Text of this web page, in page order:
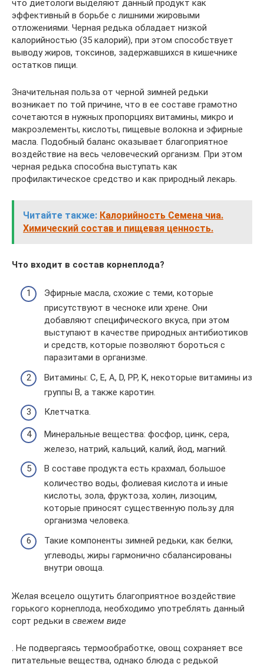
что диетологи выделяют данный продукт как
эффективный в борьбе с лишними жировыми
отложениями. Черная редька обладает низкой
калорийностью (35 калорий), при этом способствует
выводу жиров, токсинов, задержавшихся в кишечнике
остатков пищи.
Значительная польза от черной зимней редьки
возникает по той причине, что в ее составе грамотно
сочетаются в нужных пропорциях витамины, микро и
макроэлементы, кислоты, пищевые волокна и эфирные
масла. Подобный баланс оказывает благоприятное
воздействие на весь человеческий организм. При этом
черная редька способна выступать как
профилактическое средство и как природный лекарь.
Читайте также: Калорийность Семена чиа.
Химический состав и пищевая ценность.
Что входит в состав корнеплода?
Эфирные масла, схожие с теми, которые
присутствуют в чесноке или хрене. Они
добавляют специфического вкуса, при этом
выступают в качестве природных антибиотиков
и средств, которые позволяют бороться с
паразитами в организме.
Витамины: C, E, A, D, PP, K, некоторые витамины из
группы B, а также каротин.
Клетчатка.
Минеральные вещества: фосфор, цинк, сера,
железо, натрий, кальций, калий, йод, магний.
В составе продукта есть крахмал, большое
количество воды, фолиевая кислота и иные
кислоты, зола, фруктоза, холин, лизоцим,
которые приносят существенную пользу для
организма человека.
Такие компоненты зимней редьки, как белки,
углеводы, жиры гармонично сбалансированы
внутри овоща.
Желая всецело ощутить благоприятное воздействие
горького корнеплода, необходимо употреблять данный
сорт редьки в свежем виде
. Не подвергаясь термообработке, овощ сохраняет все
питательные вещества, однако блюда с редькой